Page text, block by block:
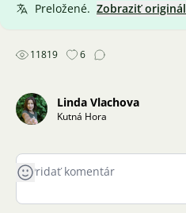
Preložené. Zobraziť originál
11819 6
Linda Vlachova
Kutná Hora